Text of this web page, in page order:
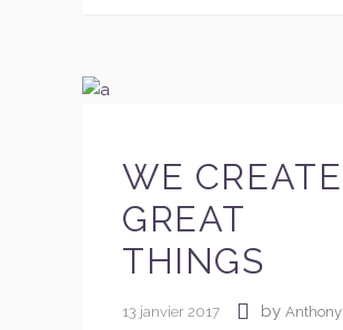
WE CREATE
GREAT
THINGS
13 janvier 2017 by Anthony